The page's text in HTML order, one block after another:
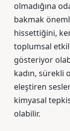
olmadığına
bakmak
hissettiğini,
toplumsal
gösteriyor
kadın, sürekli
eleştiren
kimyasal
olabilir.